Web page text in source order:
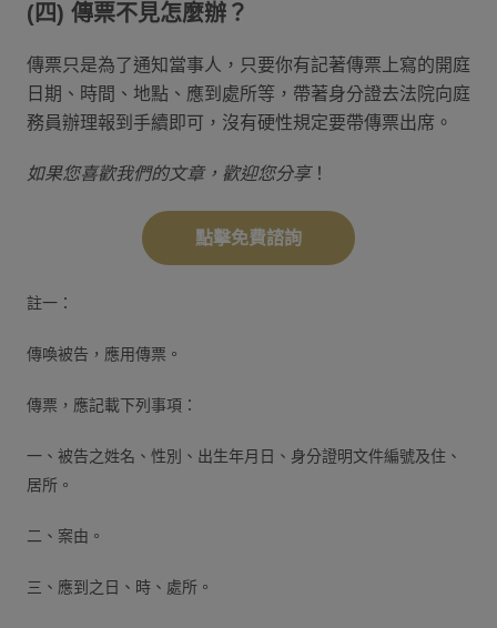
(四) 傳票不見怎麼辦？
傳票只是為了通知當事人，只要你有記著傳票上寫的開庭
日期、時間、地點、應到處所等，帶著身分證去法院向庭
務員辦理報到手續即可，沒有硬性規定要帶傳票出席。
如果您喜歡我們的文章，歡迎您分享 ！
點擊免費諮詢
註一：
傳喚被告，應用傳票。
傳票，應記載下列事項：
一、被告之姓名、性別、出生年月日、身分證明文件編號及住、
居所。
二、案由。
三、應到之日、時、處所。